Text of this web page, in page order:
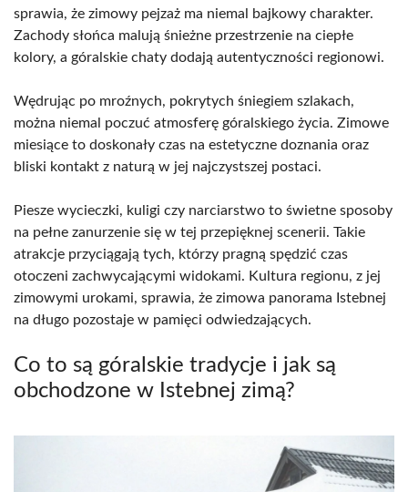
sprawia, że zimowy pejzaż ma niemal bajkowy charakter.
Zachody słońca malują śnieżne przestrzenie na ciepłe
kolory, a góralskie chaty dodają autentyczności regionowi.
Wędrując po mroźnych, pokrytych śniegiem szlakach,
można niemal poczuć atmosferę góralskiego życia. Zimowe
miesiące to doskonały czas na estetyczne doznania oraz
bliski kontakt z naturą w jej najczystszej postaci.
Piesze wycieczki, kuligi czy narciarstwo to świetne sposoby
na pełne zanurzenie się w tej przepięknej scenerii. Takie
atrakcje przyciągają tych, którzy pragną spędzić czas
otoczeni zachwycającymi widokami. Kultura regionu, z jej
zimowymi urokami, sprawia, że zimowa panorama Istebnej
na długo pozostaje w pamięci odwiedzających.
Co to są góralskie tradycje i jak są
obchodzone w Istebnej zimą?